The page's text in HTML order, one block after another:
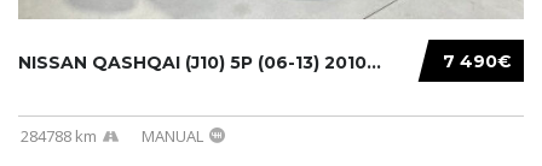
7 490€
NISSAN QASHQAI (J10) 5P (06-13) 2010...
284788 km MANUAL